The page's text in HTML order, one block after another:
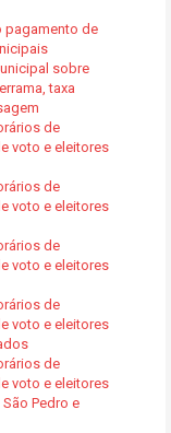
pagamento de
sobre
taxa
de
voto e eleitores
de
voto e eleitores
de
voto e eleitores
de
voto e eleitores
de
voto e eleitores
Pedro e